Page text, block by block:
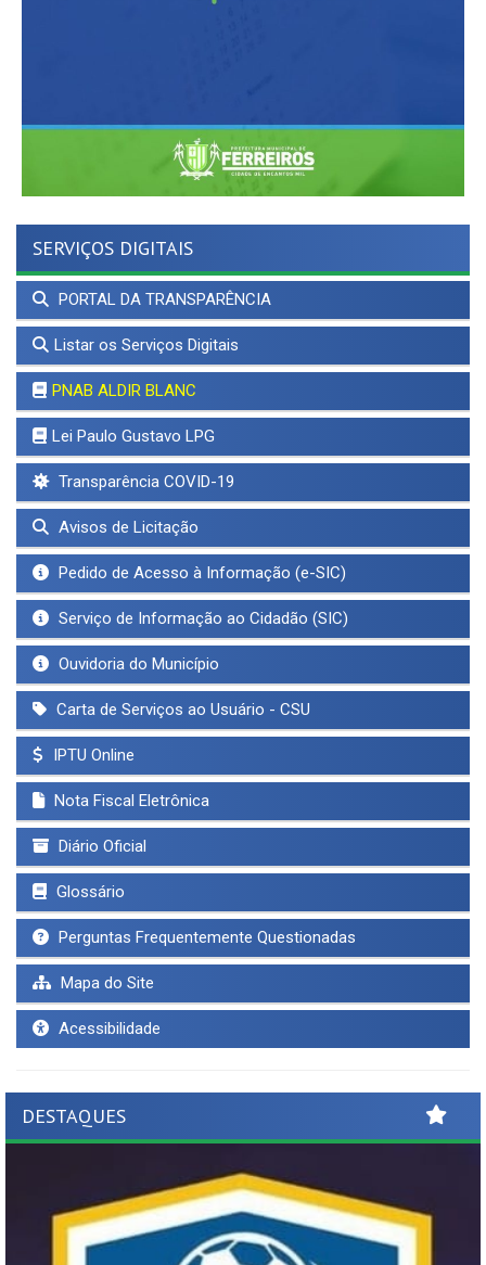
SERVIÇOS DIGITAIS
PORTAL DA TRANSPARÊNCIA
Listar os Serviços Digitais
PNAB ALDIR BLANC
Lei Paulo Gustavo LPG
Transparência COVID-19
Avisos de Licitação
Pedido de Acesso à Informação (e-SIC)
Serviço de Informação ao Cidadão (SIC)
Ouvidoria do Município
Carta de Serviços ao Usuário - CSU
IPTU Online
Nota Fiscal Eletrônica
Diário Oficial
Glossário
Perguntas Frequentemente Questionadas
Mapa do Site
Acessibilidade
DESTAQUES